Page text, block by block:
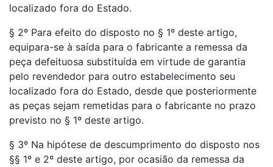
localizado fora do Estado.
§ 2º Para efeito do disposto no § 1º deste artigo,
equipara-se à saída para o fabricante a remessa da
peça defeituosa substituída em virtude de garantia
pelo revendedor para outro estabelecimento seu
localizado fora do Estado, desde que posteriormente
as peças sejam remetidas para o fabricante no prazo
previsto no § 1º deste artigo.
§ 3º Na hipótese de descumprimento do disposto nos
§§ 1º e 2º deste artigo, por ocasião da remessa da